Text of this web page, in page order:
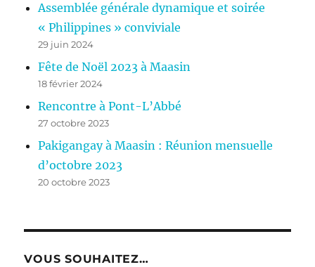
Assemblée générale dynamique et soirée
« Philippines » conviviale
29 juin 2024
Fête de Noël 2023 à Maasin
18 février 2024
Rencontre à Pont-L’Abbé
27 octobre 2023
Pakigangay à Maasin : Réunion mensuelle
d’octobre 2023
20 octobre 2023
VOUS SOUHAITEZ…